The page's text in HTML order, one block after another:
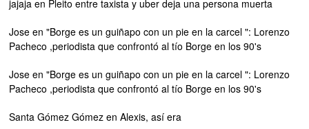
jajaja en Pleito entre taxista y uber deja una persona muerta
Jose en"Borge es un guiñapo con un pie en la carcel ": Lorenzo
Pacheco ,periodista que confrontó al tío Borge en los 90's
Jose en"Borge es un guiñapo con un pie en la carcel ": Lorenzo
Pacheco ,periodista que confrontó al tío Borge en los 90's
Santa Gómez Gómez enAlexis, así era